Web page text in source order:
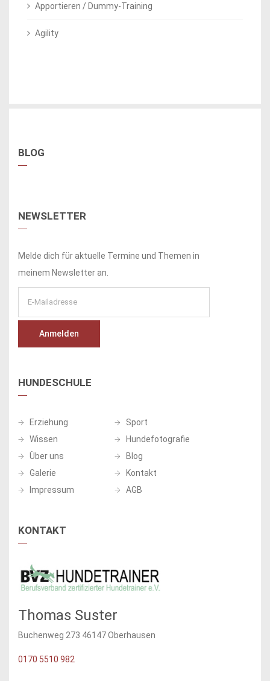
Apportieren / Dummy-Training
Agility
BLOG
NEWSLETTER
Melde dich für aktuelle Termine und Themen in
meinem Newsletter an.
HUNDESCHULE
Erziehung
Sport
Wissen
Hundefotografie
Über uns
Blog
Galerie
Kontakt
Impressum
AGB
KONTAKT
Thomas Suster
Buchenweg 273 46147 Oberhausen
0170 5510 982